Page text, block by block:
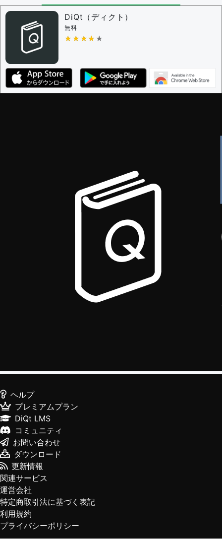
DiQt（ディクト）
無料
★★★★★
★★★★★
ヘルプ
プレミアムプラン
DiQt LMS
コミュニティ
お問い合わせ
ダウンロード
更新情報
関連サービス
運営会社
特定商取引法に基づく表記
利用規約
プライバシーポリシー